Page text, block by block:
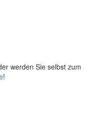
werden Sie selbst zum
!